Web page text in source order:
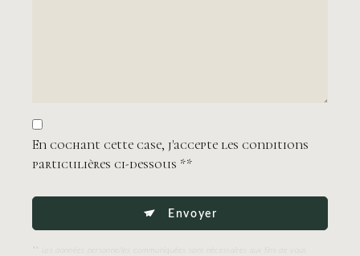
En cochant cette case, j'accepte les conditions
particulières ci-dessous **
Envoyer
** Les données personnelles communiquées sont nécessaires aux fins de vous